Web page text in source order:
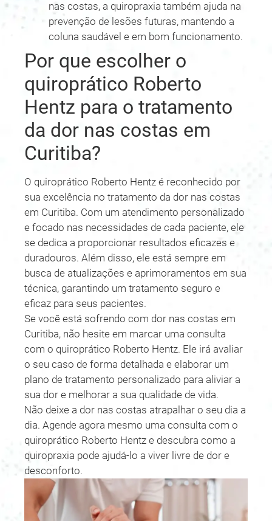
nas costas, a quiropraxia também ajuda na
prevenção de lesões futuras, mantendo a
coluna saudável e em bom funcionamento.
Por que escolher o
quiroprático Roberto
Hentz para o tratamento
da dor nas costas em
Curitiba?
O quiroprático Roberto Hentz é reconhecido por
sua excelência no tratamento da dor nas costas
em Curitiba. Com um atendimento personalizado
e focado nas necessidades de cada paciente, ele
se dedica a proporcionar resultados eficazes e
duradouros. Além disso, ele está sempre em
busca de atualizações e aprimoramentos em sua
técnica, garantindo um tratamento seguro e
eficaz para seus pacientes.
Se você está sofrendo com dor nas costas em
Curitiba, não hesite em marcar uma consulta
com o quiroprático Roberto Hentz. Ele irá avaliar
o seu caso de forma detalhada e elaborar um
plano de tratamento personalizado para aliviar a
sua dor e melhorar a sua qualidade de vida.
Não deixe a dor nas costas atrapalhar o seu dia a
dia. Agende agora mesmo uma consulta com o
quiroprático Roberto Hentz e descubra como a
quiropraxia pode ajudá-lo a viver livre de dor e
desconforto.